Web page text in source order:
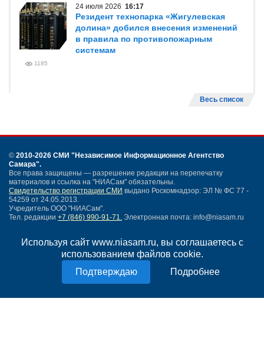
Используя сайт www.niasam.ru, вы соглашаетесь с
использованием файлов cookie.
Подробнее
24 июля 2026 16:17
Резидент технопарка «Жигулевская
долина» добился внесения изменений
в правила по противопожарным
системам
1185
Весь список
© 2010-2026 СМИ "Независимое Информационное Агентство
Самара".
Все права защищены — разрешение редакции на перепечатку
материалов и ссылка на "НИАСам" обязательны.
Свидетельство регистрации СМИ выдано Роскомнадзор: ЭЛ № ФС 77 -
54259 от 24.05.2013.
Учредитель ООО "НИАСам".
Тел. редакции +7 (846) 990-91-71. Электронная почта: info@niasam.ru
Карта сайта
Нашли ошибку?
Политика конфиденциальности
Согласие на обработку персональных данных